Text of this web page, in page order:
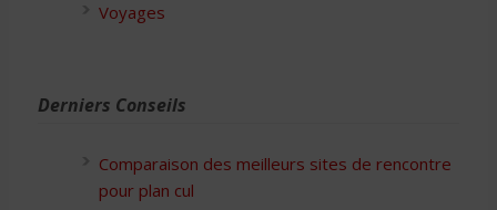
Voyages
Derniers Conseils
Comparaison des meilleurs sites de rencontre
pour plan cul